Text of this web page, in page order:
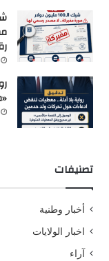
تصنيفات
أخبار وطنية
اخبار الولايات
آراء